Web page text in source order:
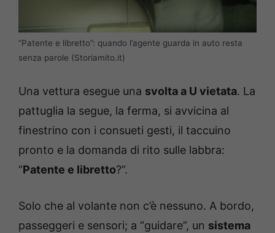
“Patente e libretto”: quando l’agente guarda in auto resta
senza parole (Storiamito.it)
Una vettura esegue una svolta a U vietata. La
pattuglia la segue, la ferma, si avvicina al
finestrino con i consueti gesti, il taccuino
pronto e la domanda di rito sulle labbra:
“Patente e libretto?”.
Solo che al volante non c’è nessuno. A bordo,
passeggeri e sensori; a “guidare”, un sistema